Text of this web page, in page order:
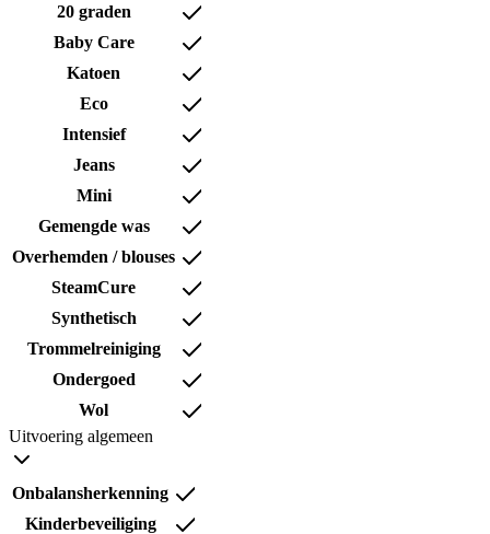
20 graden
Baby Care
Katoen
Eco
Intensief
Jeans
Mini
Gemengde was
Overhemden / blouses
SteamCure
Synthetisch
Trommelreiniging
Ondergoed
Wol
Uitvoering algemeen
Onbalansherkenning
Kinderbeveiliging